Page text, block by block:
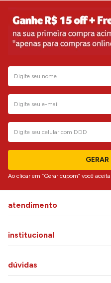
Ao clicar em “Gerar cupom” você
atendimento
institucional
dúvidas